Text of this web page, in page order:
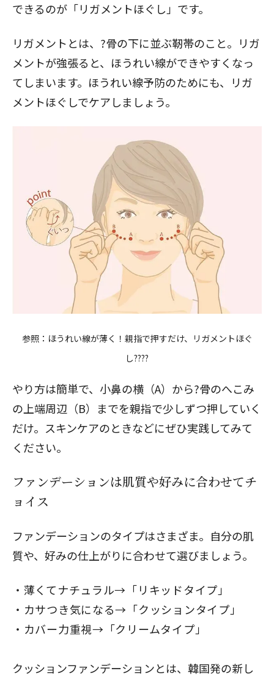
できるのが「リガメントほぐし 」です。
リガメントとは、?骨の下に並ぶ靭帯のこと。リガ
メントが強張ると、ほうれい線ができやすくなっ
てしまいます。ほうれい線予防のためにも、リガ
メントほぐしでケアしましょう。
参照： ほうれい線が薄く！親指で押すだけ、リガメントほぐ
し????
やり方は簡単で、小鼻の横（A）から?骨のへこみ
の上端周辺（B）までを親指で少しずつ押していく
だけ。スキンケアのときなどにぜひ実践してみて
ください。
ファンデーションは肌質や好みに合わせてチ
ョイス
ファンデーションのタイプはさまざま。自分の肌
質や、好みの仕上がりに合わせて選びましょう。
薄くてナチュラル→「リキッドタイプ」
カサつき気になる→「クッションタイプ」
カバー力重視→「クリームタイプ」
クッションファンデーションとは、韓国発の新し